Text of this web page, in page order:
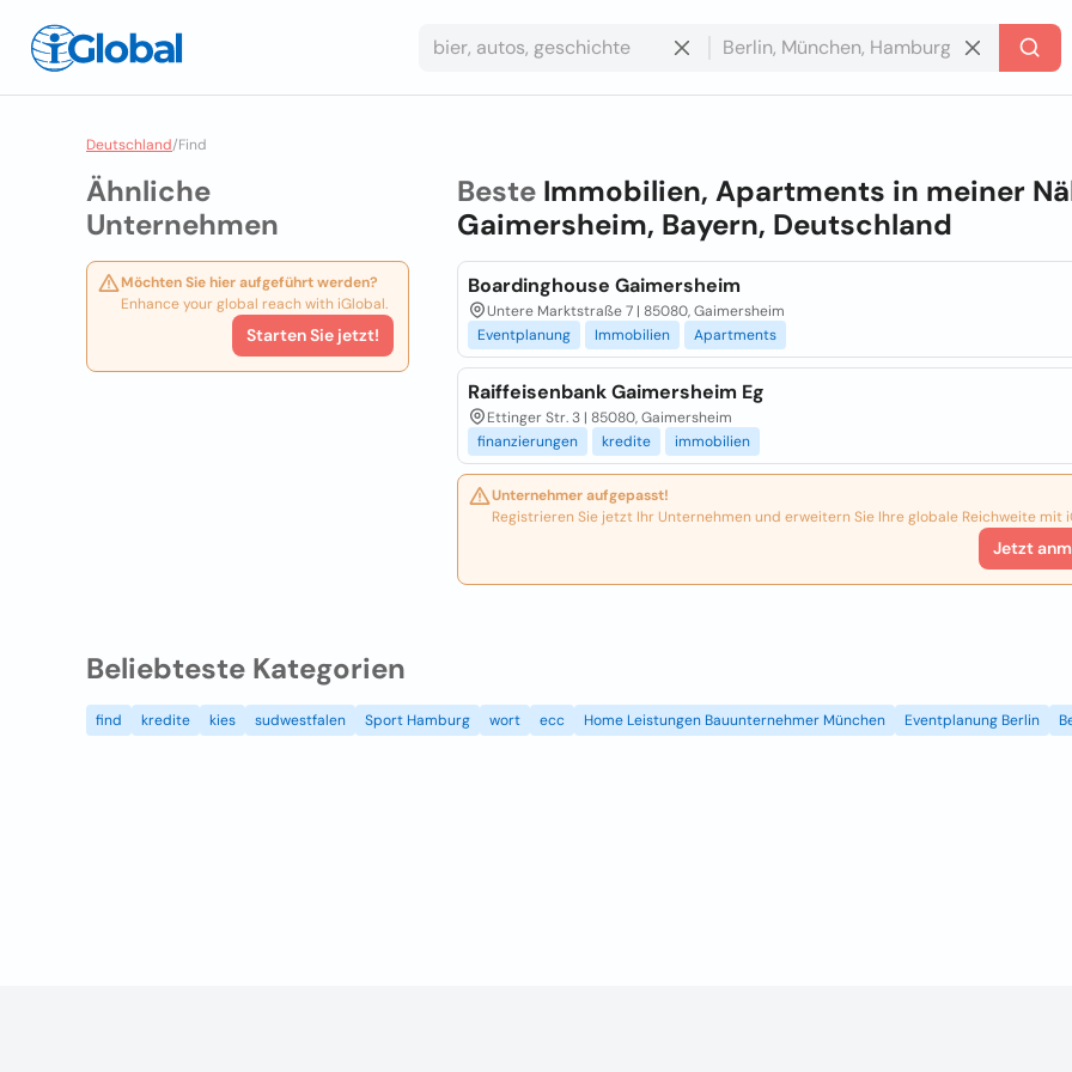
Deutschland/Find
Ähnliche
Unternehmen
Möchten Sie hier aufgeführt werden?
Enhance your global reach with iGlobal.
Starten Sie jetzt!
Beste Immobilien, Apartments in meiner
Gaimersheim, Bayern, Deutschland
Boardinghouse Gaimersheim
Untere Marktstraße 7 | 85080, Gaimersheim
Eventplanung
Immobilien Apartments
Raiffeisenbank Gaimersheim Eg
Ettinger Str. 3 | 85080, Gaimersheim
finanzierungen
kredite immobilien
Unternehmer aufgepasst!
Registrieren Sie jetzt Ihr Unternehmen und erweitern Sie Ihre globale Reichweite mit
Jetzt
Beliebteste Kategorien
find kredite kies sudwestfalen Sport Hamburg wort ecc Home Leistungen Bauunternehmer München Eventplanung Berlin